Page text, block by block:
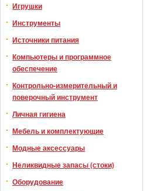
Игрушки
Инструменты
Источники питания
Компьютеры и программное
обеспечение
Контрольно-измерительный и
поверочный инструмент
Личная гигиена
Мебель и комплектующие
Модные аксессуары
Неликвидные запасы (стоки)
Оборудование